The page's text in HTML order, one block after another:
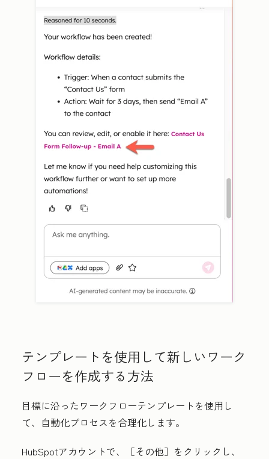
テンプレートを使用して新しいワーク
フローを作成する方法
目標に沿ったワークフローテンプレートを使用し
て、自動化プロセスを合理化します。
HubSpotアカウントで、
［その他］をクリックし、